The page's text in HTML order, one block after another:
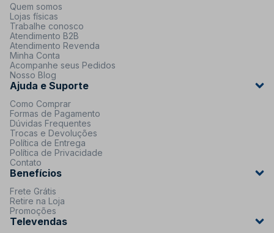
Quem somos
Lojas físicas
Trabalhe conosco
Atendimento B2B
Atendimento Revenda
Minha Conta
Acompanhe seus Pedidos
Nosso Blog
Ajuda e Suporte
Como Comprar
Formas de Pagamento
Dúvidas Frequentes
Trocas e Devoluções
Política de Entrega
Política de Privacidade
Contato
Benefícios
Frete Grátis
Retire na Loja
Promoções
Televendas